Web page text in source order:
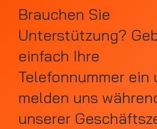
Brauchen Sie
Unterstützung?
einfach Ihre
Telefonnummer ein
melden uns
unserer